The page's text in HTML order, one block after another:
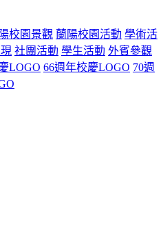
校園景觀 蘭陽校園活動 學術活
社團活動 學生活動 外賓參觀
LOGO 66週年校慶LOGO 70週